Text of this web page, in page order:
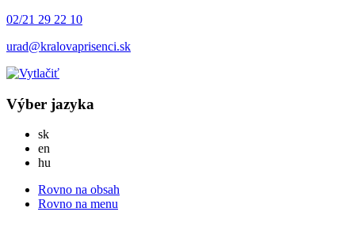
02/21 29 22 10
urad@kralovaprisenci.sk
Výber jazyka
skSlovensky
en
hu
Rovno na obsah
Rovno na menu